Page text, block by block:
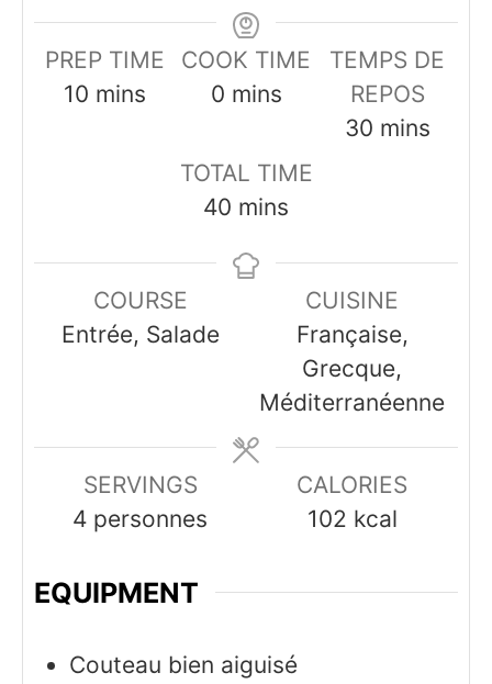
PREP TIME
10minutes
mins
COOK TIME
0minutes
mins
TEMPS DE
REPOS
30minutes
mins
TOTAL TIME
40 minutes
mins
COURSE
Entrée, Salade
CUISINE
Française,
Grecque,
Méditerranéenne
SERVINGS
4 personnes
CALORIES
102 kcal
EQUIPMENT
Couteau bien aiguisé